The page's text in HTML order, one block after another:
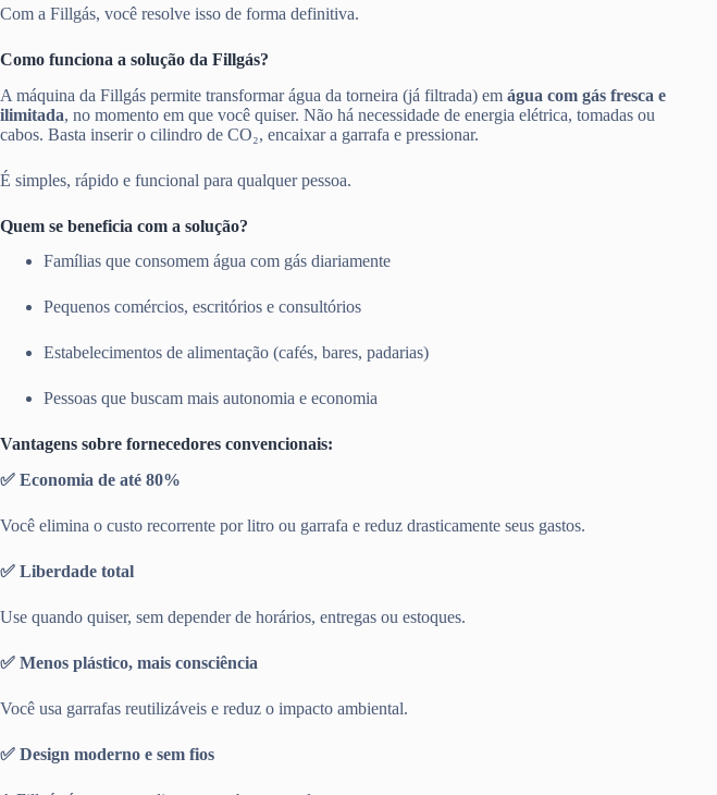
Com a Fillgás, você resolve isso de forma definitiva.
Como funciona a solução da Fillgás?
A máquina da Fillgás permite transformar água da torneira (já filtrada) em água com gás fresca e
ilimitada, no momento em que você quiser. Não há necessidade de energia elétrica, tomadas ou
cabos. Basta inserir o cilindro de CO₂, encaixar a garrafa e pressionar.
É simples, rápido e funcional para qualquer pessoa.
Quem se beneficia com a solução?
Famílias que consomem água com gás diariamente
Pequenos comércios, escritórios e consultórios
Estabelecimentos de alimentação (cafés, bares, padarias)
Pessoas que buscam mais autonomia e economia
Vantagens sobre fornecedores convencionais:
✅ Economia de até 80%
Você elimina o custo recorrente por litro ou garrafa e reduz drasticamente seus gastos.
✅ Liberdade total
Use quando quiser, sem depender de horários, entregas ou estoques.
✅ Menos plástico, mais consciência
Você usa garrafas reutilizáveis e reduz o impacto ambiental.
✅ Design moderno e sem fios